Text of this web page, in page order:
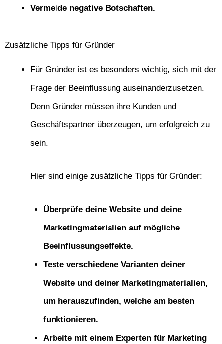
Vermeide negative Botschaften.
Zusätzliche Tipps für Gründer
Für Gründer ist es besonders wichtig, sich mit der
Frage der Beeinflussung auseinanderzusetzen.
Denn Gründer müssen ihre Kunden und
Geschäftspartner überzeugen, um erfolgreich zu
sein.
Hier sind einige zusätzliche Tipps für Gründer:
Überprüfe deine Website und deine
Marketingmaterialien auf mögliche
Beeinflussungseffekte.
Teste verschiedene Varianten deiner
Website und deiner Marketingmaterialien,
um herauszufinden, welche am besten
funktionieren.
Arbeite mit einem Experten für Marketing